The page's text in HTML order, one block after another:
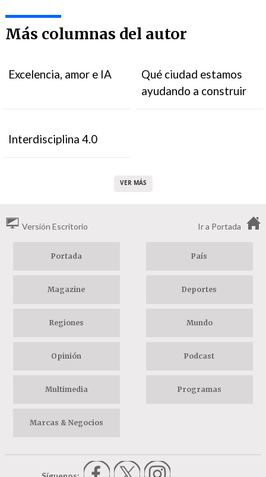
Más columnas del autor
Excelencia, amor e IA
Qué ciudad estamos
ayudando a construir
Interdisciplina 4.0
VER MÁS
Versión Escritorio Ir a Portada
Portada País
Magazine Deportes
Regiones Mundo
Opinión Podcast
Multimedia Programas
Marcas & Negocios